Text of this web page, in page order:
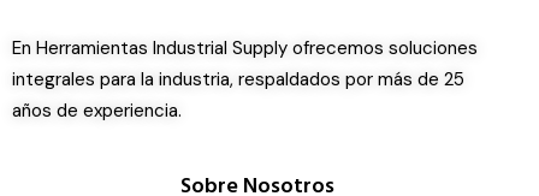
En Herramientas Industrial Supply ofrecemos soluciones
integrales para la industria, respaldados por más de 25
años de experiencia.
Sobre Nosotros